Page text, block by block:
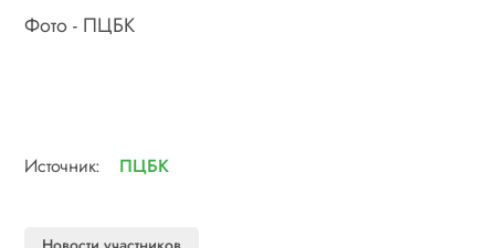
Фото - ПЦБК
Источник: ПЦБК